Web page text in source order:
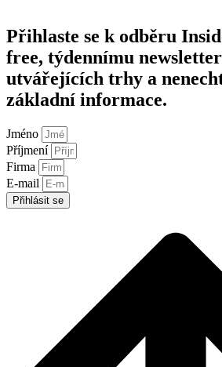
Přihlaste se k odběru
free, týdennímu
utvářejících trhy a
základní informace.
Jméno
Příjmení
Firma
E-mail
Přihlásit se